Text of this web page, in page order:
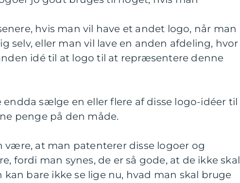
hvis man vil have et andet logo, når man
selv, eller man vil lave en anden afdeling, hvor
idé til at logo til at repræsentere denne
endda sælge en eller flere af disse logo-idéer til
penge på den måde.
være, at man patenterer disse logoer og
fordi man synes, de er så gode, at de ikke skal
bare ikke se lige nu, hvad man skal bruge